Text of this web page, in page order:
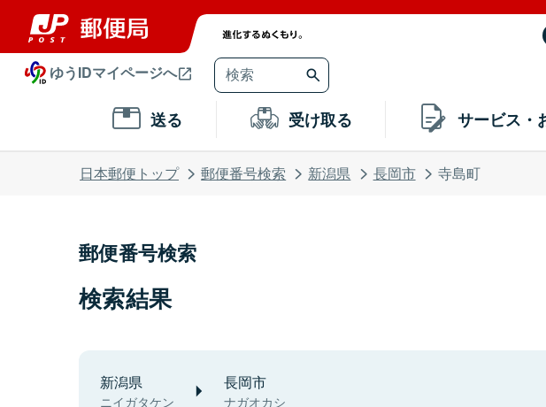
ゆうIDマイページへ
送る 受け取る サービス・
日本郵便トップ 郵便番号検索 新潟県 長岡市 寺島町
郵便番号検索
検索結果
新潟県
ニイガタケン
長岡市
ナガオカシ